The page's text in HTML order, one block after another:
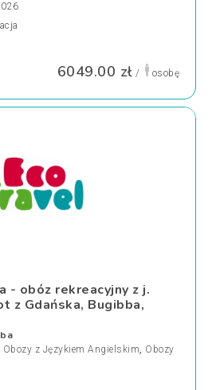
6049.00 zł / osobę
- obóz rekreacyjny z j.
z Gdańska, Bugibba,
Obozy z Językiem Angielskim, Obozy